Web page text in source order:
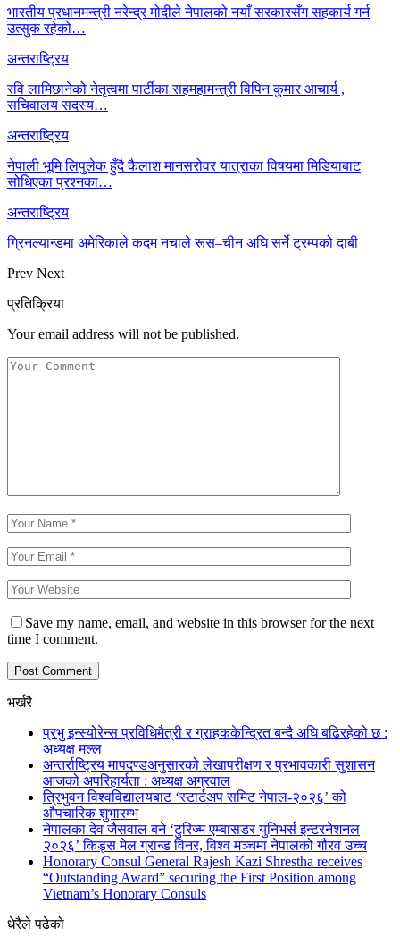
भारतीय प्रधानमन्त्री नरेन्द्र मोदीले नेपालको नयाँ सरकारसँग सहकार्य गर्न
उत्सुक रहेको…
अन्तराष्ट्रिय
रवि लामिछानेको नेतृत्वमा पार्टीका सहमहामन्त्री विपिन कुमार आचार्य ,
सचिवालय सदस्य…
अन्तराष्ट्रिय
नेपाली भूमि लिपुलेक हुँदै कैलाश मानसरोवर यात्राका विषयमा मिडियाबाट
सोधिएका प्रश्नका…
अन्तराष्ट्रिय
ग्रिनल्यान्डमा अमेरिकाले कदम नचाले रूस–चीन अघि सर्ने ट्रम्पको दाबी
Prev Next
प्रतिक्रिया
Your email address will not be published.
Save my name, email, and website in this browser for the next
time I comment.
भर्खरै
प्रभु इन्स्योरेन्स प्रविधिमैत्री र ग्राहककेन्द्रित बन्दै अघि बढिरहेको छ :
अध्यक्ष मल्ल
अन्तर्राष्ट्रिय मापदण्डअनुसारको लेखापरीक्षण र प्रभावकारी सुशासन
आजको अपरिहार्यता : अध्यक्ष अग्रवाल
त्रिभुवन विश्वविद्यालयबाट ‘स्टार्टअप समिट नेपाल-२०२६’ को
औपचारिक शुभारम्भ
नेपालका देव जैसवाल बने ‘टुरिज्म एम्बासडर युनिभर्स इन्टरनेशनल
२०२६’ किड्स मेल ग्रान्ड विनर, विश्व मञ्चमा नेपालको गौरव उच्च
Honorary Consul General Rajesh Kazi Shrestha receives
“Outstanding Award” securing the First Position among
Vietnam’s Honorary Consuls
धेरैले पढेको